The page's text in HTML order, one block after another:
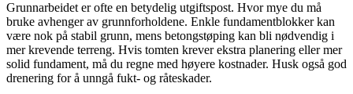
Grunnarbeidet er ofte en betydelig utgiftspost. Hvor mye du må
bruke avhenger av grunnforholdene. Enkle fundamentblokker kan
være nok på stabil grunn, mens betongstøping kan bli nødvendig i
mer krevende terreng. Hvis tomten krever ekstra planering eller mer
solid fundament, må du regne med høyere kostnader. Husk også god
drenering for å unngå fukt- og råteskader.